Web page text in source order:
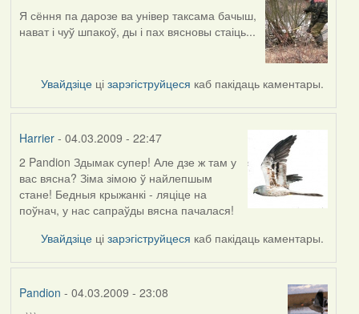
Я сёння па дарозе ва універ таксама бачыш,
нават і чуў шпакоў, ды і пах вясновы стаіць...
Увайдзіце цізарэгіструйцеся каб пакідаць каментары.
Harrier- 04.03.2009 - 22:47
2 Pandion Здымак супер! Але дзе ж там у
вас вясна? Зіма зімою ў найлепшым
стане! Бедныя крыжанкі - ляціце на
поўнач, у нас сапраўды вясна пачалася!
Увайдзіце цізарэгіструйцеся каб пакідаць каментары.
Pandion - 04.03.2009 - 23:08